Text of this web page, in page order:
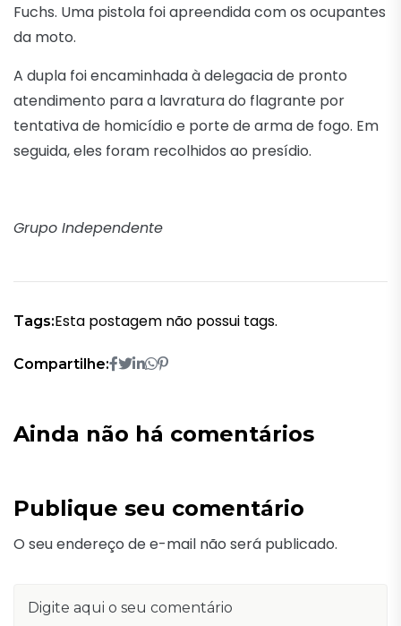
Fuchs. Uma pistola foi apreendida com os ocupantes
da moto.
A dupla foi encaminhada à delegacia de pronto
atendimento para a lavratura do flagrante por
tentativa de homicídio e porte de arma de fogo. Em
seguida, eles foram recolhidos ao presídio.
Grupo Independente
Tags:Esta postagem não possui tags.
Compartilhe:
Ainda não há comentários
Publique seu comentário
O seu endereço de e-mail não será publicado.